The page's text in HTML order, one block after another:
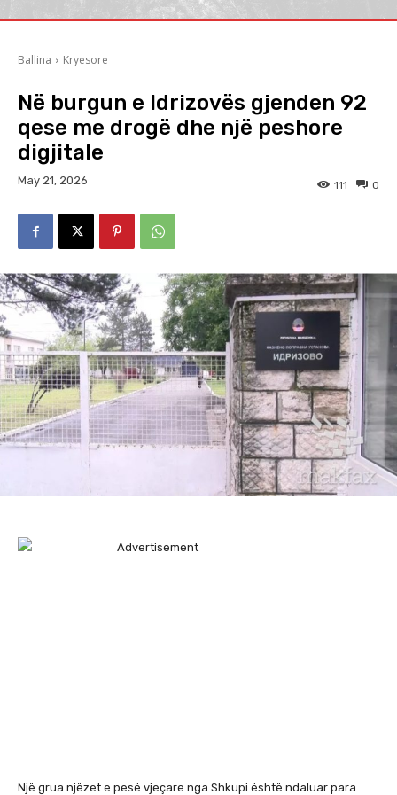
Ballina Kryesore
Në burgun e Idrizovës gjenden 92
qese me drogë dhe një peshore
digjitale
May 21, 2026 0
111
Një grua njëzet e pesë vjeçare nga Shkupi është ndaluar para